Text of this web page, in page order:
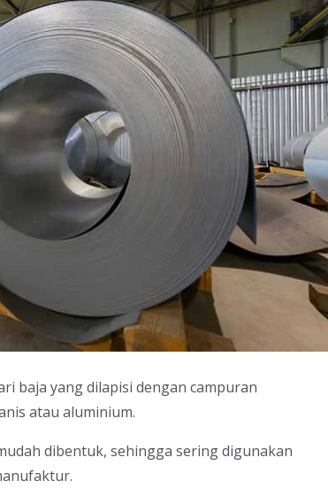
baja yang dilapisi dengan campuran
atau aluminium.
dibentuk, sehingga sering digunakan